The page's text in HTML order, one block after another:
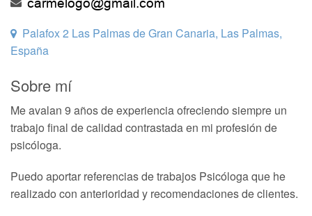
Palafox 2 Las Palmas de Gran Canaria, Las Palmas,
España
Sobre mí
Me avalan 9 años de experiencia ofreciendo siempre un
trabajo final de calidad contrastada en mi profesión de
psicóloga.
Puedo aportar referencias de trabajos Psicóloga que he
realizado con anterioridad y recomendaciones de clientes.